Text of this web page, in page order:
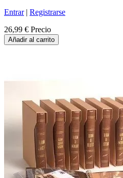
Entrar| Registrarse
26,99 € Precio
Añadir al carrito